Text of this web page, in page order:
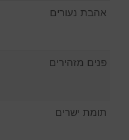
אהבת נעורים
פנים מזהירים
תומת ישרים